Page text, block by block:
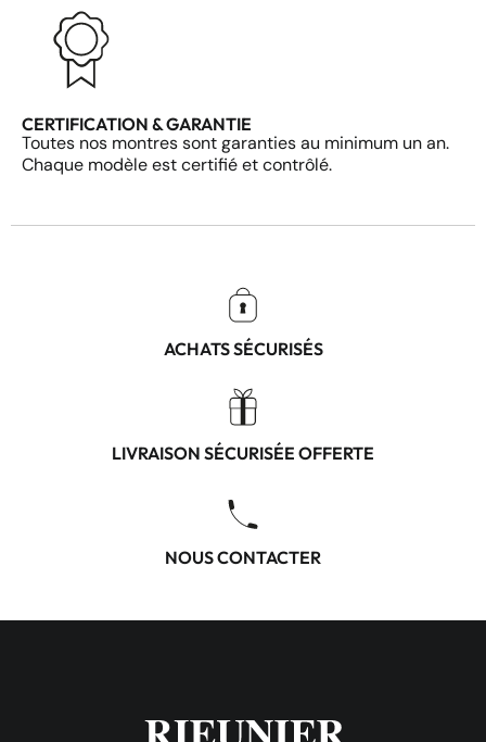
CERTIFICATION & GARANTIE
Toutes nos montres sont garanties au minimum un an.
Chaque modèle est certifié et contrôlé.
ACHATS SÉCURISÉS
LIVRAISON SÉCURISÉE OFFERTE
NOUS CONTACTER